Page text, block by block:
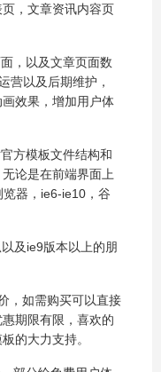
，文章资讯内容页
，以及文章页面数
营以及后期维护，
效果，增加用户体
方模板文件结构和
论是在前端界面上
器，ie6-ie10，谷
及ie9版本以上的朋
，如需购买可以直接
期限有限，喜欢的
的大力支持。